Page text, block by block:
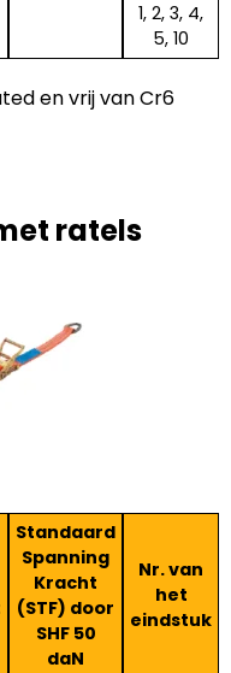
1, 2, 3, 4,
5, 10
en vrij van Cr6
ratels
Standaard
Spanning
Kracht
(STF) door
SHF 50
daN
Nr. van
het
eindstuk